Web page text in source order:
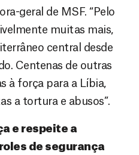
geral de MSF. “Pelo
muitas mais,
central desde
Centenas de outras
à força para a Líbia,
a tortura e abusos”.
e respeite a
de segurança